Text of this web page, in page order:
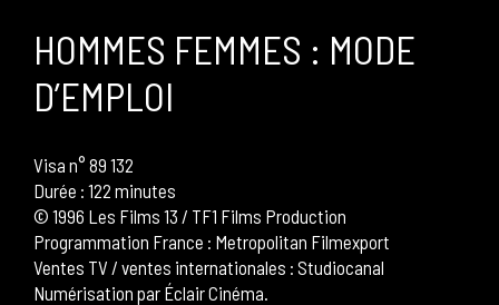
HOMMES FEMMES : MODE
D’EMPLOI
Visa n° 89 132
Durée : 122 minutes
© 1996 Les Films 13 / TF1 Films Production
Programmation France : Metropolitan Filmexport
Ventes TV / ventes internationales : Studiocanal
Numérisation par Éclair Cinéma.